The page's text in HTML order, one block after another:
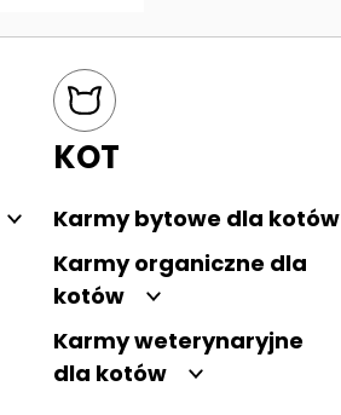
KOT
Karmy bytowe dla kotów
Karmy organiczne dla
kotów
Karmy weterynaryjne
dla kotów